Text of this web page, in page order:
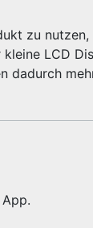
zu nutzen,
LCD
dadurch